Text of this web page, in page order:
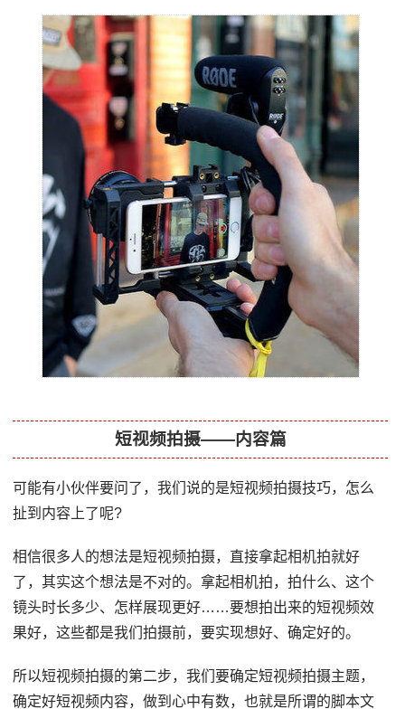
短视频拍摄——内容篇
可能有小伙伴要问了，我们说的是短视频拍摄技巧，怎么
扯到内容上了呢?
相信很多人的想法是短视频拍摄，直接拿起相机拍就好
了，其实这个想法是不对的。拿起相机拍，拍什么、这个
镜头时长多少、怎样展现更好……要想拍出来的短视频效
果好，这些都是我们拍摄前，要实现想好、确定好的。
所以短视频拍摄的第二步，我们要确定短视频拍摄主题，
确定好短视频内容，做到心中有数，也就是所谓的脚本文